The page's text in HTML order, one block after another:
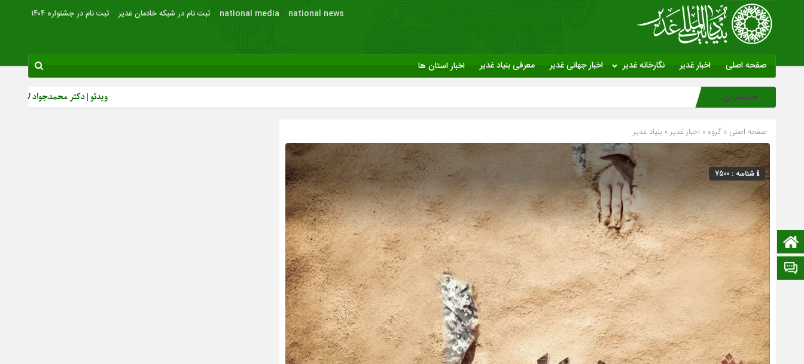
national news
national media ثبت نام در شبکه خادمان غدیر ثبت نام در جشنواره ۱۴۰۴
صفحه اصلی اخبار غدیر نگارخانه غدیر اخبار جهانی غدیر معرفی بنیاد غدیر اخبار استان ها
صفحه نخست
ایتا
جدیدترین: ویدئو | دکتر محمدجواد لاریجانی: از
صفحه اصلی » گروه » اخبار غدیر » بنیاد غدیر
شناسه : 7500